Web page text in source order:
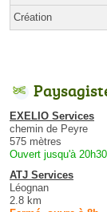
Création
EXELIO Services
chemin de Peyre
575 mètres
Ouvert jusqu'à 20h30
ATJ Services
Léognan
2.8 km